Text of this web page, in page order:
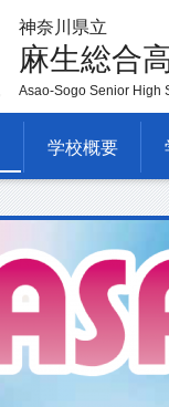
神奈川県立
麻生総合
Asao-Sogo Senior High
学校概要